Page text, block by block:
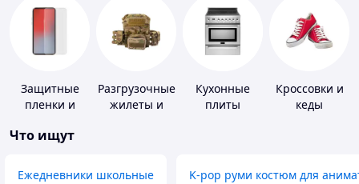
Защитные
пленки и
портативных
Разгрузочные
жилеты и
Кухонные
плиты
Кроссовки и
кеды
Что ищут
Ежедневники школьные K-pop руми костюм для